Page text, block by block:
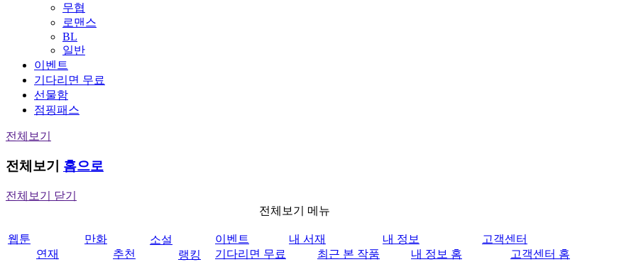
무협
로맨스
BL
일반
이벤트
기다리면 무료
선물함
점핑패스
전체보기
전체보기 홈으로
전체보기 닫기
전체보기 메뉴
웹툰
연재
만화
추천
소설
랭킹
이벤트
기다리면 무료
내 서재
최근 본 작품
내 정보
내 정보 홈
고객센터
고객센터 홈